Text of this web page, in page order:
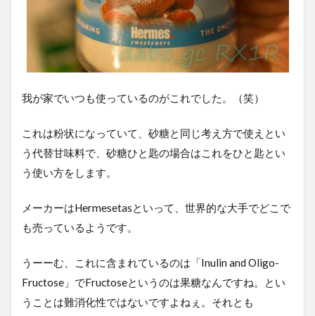
我が家でいつも使っているのがこれでした。（笑）
これは粉状になっていて、砂糖と同じ考え方で使えとい
う代替甘味料で、砂糖ひと匙の場合はこれをひと匙とい
う使い方をします。
メーカーはHermesetasといって、世界的な大手でどこで
も売っているようです。
うーーむ、これに含まれているのは「Inulin and Oligo-
Fructose」でFructoseというのは果糖なんですね。とい
うことは難消化性ではないですよねぇ。それとも